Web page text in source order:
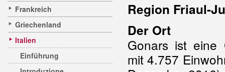
Frankreich
Griechenland
Italien
Einführung
Region Friaul-
Der Ort
Gonars ist
mit 4.757